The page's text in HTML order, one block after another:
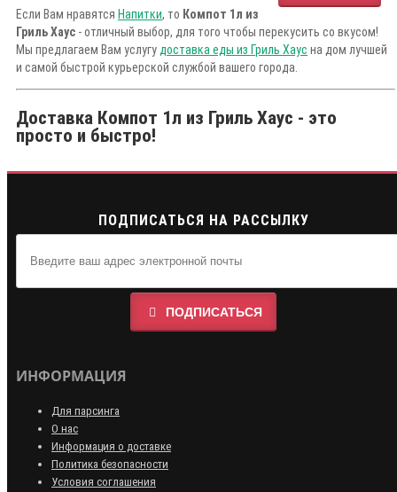
Если Вам нравятся Напитки, то Компот 1л из
Гриль Хаус - отличный выбор, для того чтобы перекусить со вкусом!
Мы предлагаем Вам услугу доставка еды из Гриль Хаус на дом лучшей
и самой быстрой курьерской службой вашего города.
Доставка Компот 1л из Гриль Хаус - это
просто и быстро!
ПОДПИСАТЬСЯ НА РАССЫЛКУ
ПОДПИСАТЬСЯ
ИНФОРМАЦИЯ
Для парсинга
О нас
Информация о доставке
Политика безопасности
Условия соглашения